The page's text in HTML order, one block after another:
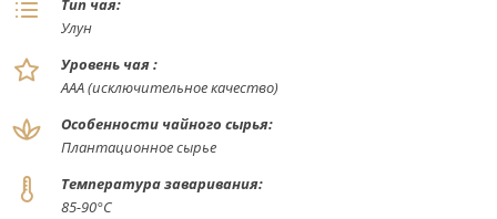
Тип чая:
Улун
Уровень чая :
ААА (исключительное качество)
Особенности чайного сырья:
Плантационное сырье
Температура заваривания:
85-90°С